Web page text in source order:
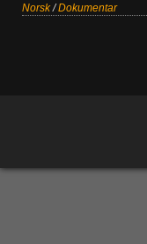
Norsk/Dokumentar